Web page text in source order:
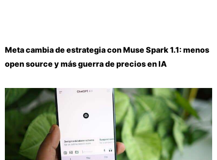
Meta cambia de estrategia con Muse Spark 1.1: menos
open source y más guerra de precios en IA